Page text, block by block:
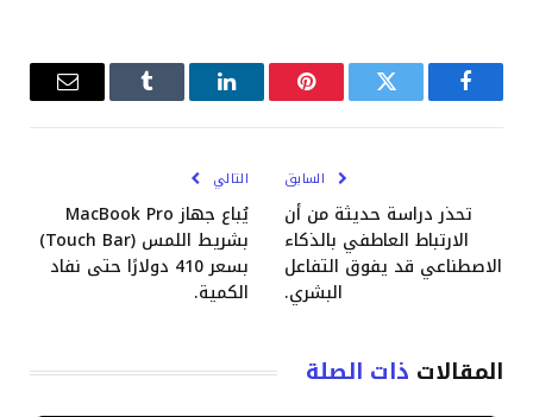
فيسبوكتويتر بينتيريستلينكدإن Tumblrالبريد
السابق
تحذر دراسة حديثة من أن
الارتباط العاطفي بالذكاء
الاصطناعي قد يفوق التفاعل
البشري.
التالي
يُباع جهاز MacBook Pro
بشريط اللمس (Touch Bar)
بسعر 410 دولارًا حتى نفاد
الكمية.
المقالات ذات الصلة